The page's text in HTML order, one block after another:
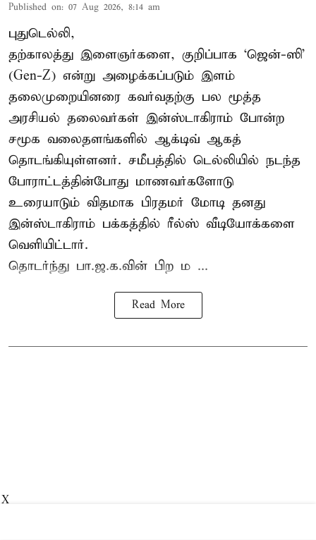
Published on: 07 Aug 2026, 8:14 am
புதுடெல்லி,
தற்காலத்து இளைஞர்களை, குறிப்பாக ‘ஜென்-ஸி’
(Gen-Z) என்று அழைக்கப்படும் இளம்
தலைமுறையினரை கவர்வதற்கு பல மூத்த
அரசியல் தலைவர்கள் இன்ஸ்டாகிராம் போன்ற
சமூக வலைதளங்களில் ஆக்டிவ் ஆகத்
தொடங்கியுள்ளனர். சமீபத்தில் டெல்லியில் நடந்த
போராட்டத்தின்போது மாணவர்களோடு
உரையாடும் விதமாக பிரதமர் மோடி தனது
இன்ஸ்டாகிராம் பக்கத்தில் ரீல்ஸ் வீடியோக்களை
வெளியிட்டார்.
தொடர்ந்து பா.ஜ.க.வின் பிற ம ...
Read More
X